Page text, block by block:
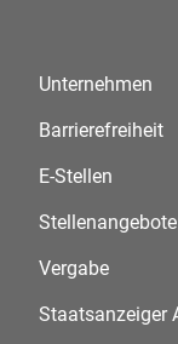
Unternehmen
Barrierefreiheit
E-Stellen
Stellenangebote
Vergabe
Staatsanzeiger